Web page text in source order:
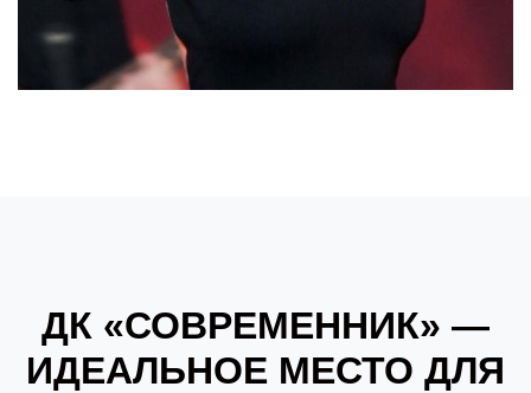
ДК «СОВРЕМЕННИК» —
ИДЕАЛЬНОЕ МЕСТО ДЛЯ